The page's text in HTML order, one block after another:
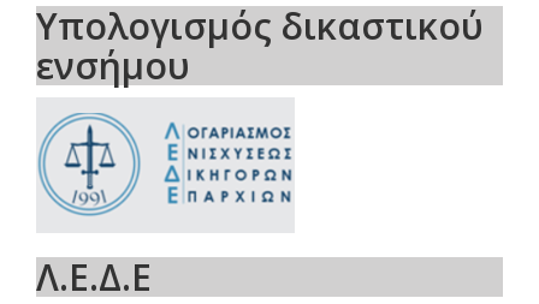
Υπολογισμός δικαστικού
ενσήμου
Λ.Ε.Δ.Ε